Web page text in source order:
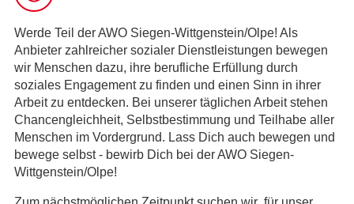
Werde Teil der AWO Siegen-Wittgenstein/Olpe! Als
Anbieter zahlreicher sozialer Dienstleistungen bewegen
wir Menschen dazu, ihre berufliche Erfüllung durch
soziales Engagement zu finden und einen Sinn in ihrer
Arbeit zu entdecken. Bei unserer täglichen Arbeit stehen
Chancengleichheit, Selbstbestimmung und Teilhabe aller
Menschen im Vordergrund. Lass Dich auch bewegen und
bewege selbst - bewirb Dich bei der AWO Siegen-
Wittgenstein/Olpe!